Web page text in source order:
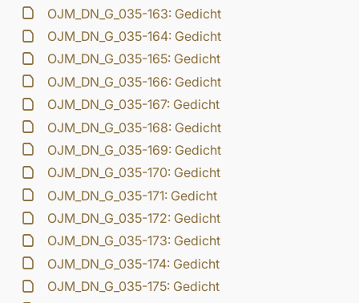
OJM_DN_G_035-163: Gedicht
OJM_DN_G_035-164: Gedicht
OJM_DN_G_035-165: Gedicht
OJM_DN_G_035-166: Gedicht
OJM_DN_G_035-167: Gedicht
OJM_DN_G_035-168: Gedicht
OJM_DN_G_035-169: Gedicht
OJM_DN_G_035-170: Gedicht
OJM_DN_G_035-171: Gedicht
OJM_DN_G_035-172: Gedicht
OJM_DN_G_035-173: Gedicht
OJM_DN_G_035-174: Gedicht
OJM_DN_G_035-175: Gedicht